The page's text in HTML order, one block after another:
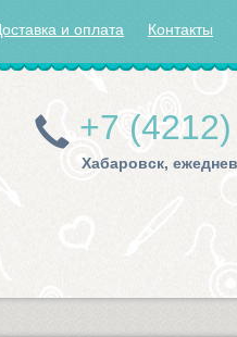
и оплата Контакты
+7 (4212)
Хабаровск,